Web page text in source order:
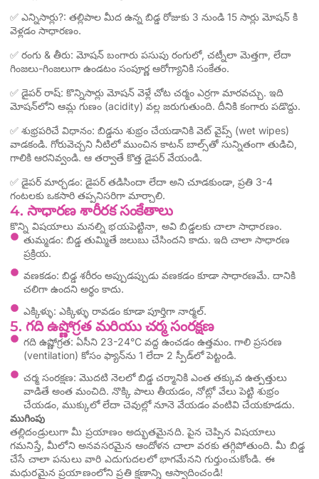
✅ ఎన్నిసార్లు?: తల్లిపాల మీద ఉన్న బిడ్డ రోజుకు 3 నుండి 15 సార్లు మోషన్ కి
వెళ్లడం సాధారణం.
✅ రంగు & తీరు: మోషన్ బంగారు పసుపు రంగులో, చట్నీలా మెత్తగా, లేదా
గింజలు-గింజలుగా ఉండటం సంపూర్ణ ఆరోగ్యానికి సంకేతం.
✅ డైపర్ రాష్: కొన్నిసార్లు మోషన్ వెళ్లే చోట చర్మం ఎర్రగా మారవచ్చు. ఇది
మోషన్‌లోని ఆమ్ల గుణం (acidity) వల్ల జరుగుతుంది. దీనికి కంగారు పడొద్దు.
✅ శుభ్రపరిచే విధానం: బిడ్డను శుభ్రం చేయడానికి వెట్ వైప్స్ (wet wipes)
వాడకండి. గోరువెచ్చని నీటిలో ముంచిన కాటన్ బాల్స్‌తో సున్నితంగా తుడిచి,
గాలికి ఆరనివ్వండి. ఆ తర్వాతే కొత్త డైపర్ వేయండి.
✅ డైపర్ మార్చడం: డైపర్ తడిసిందా లేదా అని చూడకుండా, ప్రతి 3-4
గంటలకు ఒకసారి తప్పనిసరిగా మార్చాలి.
4. సాధారణ శారీరక సంకేతాలు
కొన్ని విషయాలు మనల్ని భయపెట్టినా, అవి బిడ్డలకు చాలా సాధారణం.
తుమ్మడం: బిడ్డ తుమ్మితే జలుబు చేసిందని కాదు. ఇది చాలా సాధారణ
ప్రక్రియ.
వణకడం: బిడ్డ శరీరం అప్పుడప్పుడు వణకడం కూడా సాధారణమే. దానికి
చలిగా ఉందని అర్థం కాదు.
ఎక్కిళ్ళు: ఎక్కిళ్ళు రావడం కూడా పూర్తిగా నార్మల్.
5. గది ఉష్ణోగ్రత మరియు చర్మ సంరక్షణ
గది ఉష్ణోగ్రత: ఏసీని 23-24°C వద్ద ఉంచడం ఉత్తమం. గాలి ప్రసరణ
(ventilation) కోసం ఫ్యాన్‌ను 1 లేదా 2 స్పీడ్‌లో పెట్టండి.
చర్మ సంరక్షణ: మొదటి నెలలో బిడ్డ చర్మానికి ఎంత తక్కువ ఉత్పత్తులు
వాడితే అంత మంచిది. నొక్కి పాలు తీయడం, నోట్లో వేలు పెట్టి శుభ్రం
చేయడం, ముక్కులో లేదా చెవుల్లో నూనె వేయడం వంటివి చేయకూడదు.
ముగింపు
తల్లిదండ్రులుగా మీ ప్రయాణం అద్భుతమైనది. పైన చెప్పిన విషయాలు
గమనిస్తే, మీలోని అనవసరమైన ఆందోళన చాలా వరకు తగ్గిపోతుంది. మీ బిడ్డ
చేసే చాలా పనులు వారి ఎదుగుదలలో భాగమేనని గుర్తుంచుకోండి. ఈ
మధురమైన ప్రయాణంలోని ప్రతి క్షణాన్ని ఆస్వాదించండి!